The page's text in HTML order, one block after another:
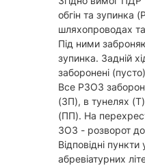
обгін та зупинка
шляхопроводах
Під ними
зупинка. Задній
заборонені
Все РЗОЗ
(ЗП), в тунелях (Т)
(ПП). На
ЗОЗ - розворот
Відповідні
абревіатурних